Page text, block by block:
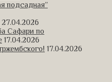
подсадная”
27.04.2026
Сафари по
17.04.2026
17.04.2026